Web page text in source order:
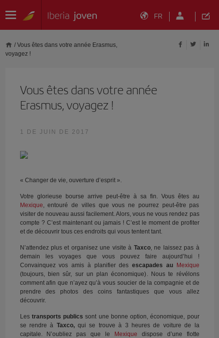
FR
/ Vous êtes dans votre année Erasmus,
voyagez !
Vous êtes dans votre année
Erasmus, voyagez !
1 DE JUIN DE 2017
« Changer de vie, ouverture d’esprit ».
Votre glorieuse bourse arrive peut-être à sa fin. Vous êtes au
Mexique, entouré de villes que vous ne pourrez peut-être pas
visiter de nouveau aussi facilement. Alors, vous ne vous rendez pas
compte ? C’est maintenant ou jamais ! C’est le moment de profiter
et de découvrir tous ces endroits qui vous tentent tant.
N’attendez plus et organisez une visite à Taxco, ne laissez pas à
demain les voyages que vous pouvez faire aujourd’hui !
Convainquez vos amis à planifier des escapades au
Mexique
(toujours, bien sûr, sur un plan économique). Nous te révélons
comment afin que n’ayez qu’à vous soucier de la compagnie et de
prendre des photos des coins fantastiques que vous allez
découvrir.
Les transports publicssont une bonne option, économique, pour
se rendre à Taxco,qui se trouve à 3 heures de voiture de la
capitale. N’oubliez pas que le
Mexique dispose d’une flotte